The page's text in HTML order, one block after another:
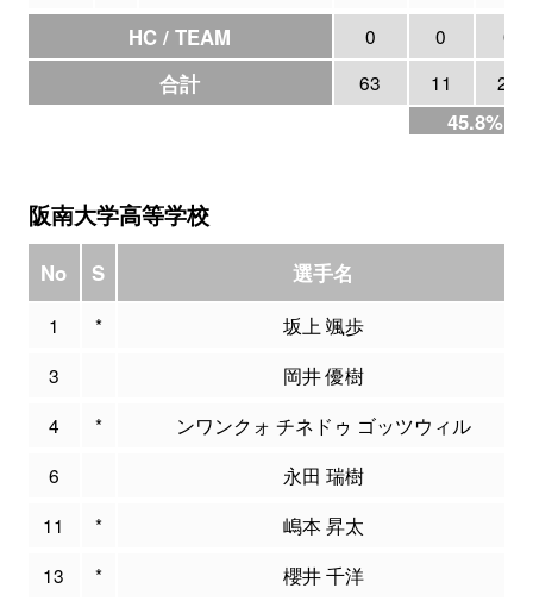
HC / TEAM 0 0 0
合計 63 11 24
45.8%
阪南大学高等学校
No S 選手名
1 *
坂上 颯歩
3
岡井 優樹
4
*
ンワンクォ チネドゥ ゴッツウィル
6
永田 瑞樹
11
*
嶋本 昇太
13
* 櫻井 千洋